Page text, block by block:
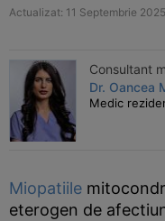
Actualizat: 11 Septembrie 2025
Consultant
Dr. Oancea
Medic
Miopatiile
eterogen de